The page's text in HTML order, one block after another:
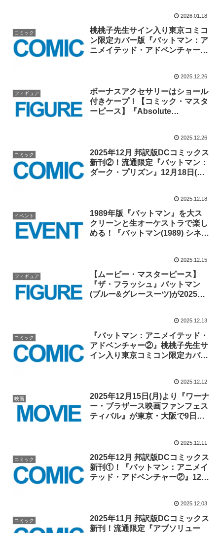
2026.01.18
コミック
桃桃子先生サイン入り東京コミコ
ン限定カバー版『バットマン：ア
ニメイテッド・アドベンチャー
2025.12.26
フィギュア
ボーナスアクセサリーはショール
付きケープ！【コミック・マスタ
ーピース】『Absolute
2025.12.26
コミック
2025年12月 邦訳版DCコミックス
新刊②！流通限定『バットマン：
ダーク・プリズン』12月18日(木)
2025.12.18
イベント
1989年版『バットマン』を大ス
クリーンと生オーケストラで楽し
める！『バットマン(1989) シネ
2025.12.15
フィギュア
【ムービー・マスターピース】
『ザ・フラッシュ』バットマン
(ブルー&グレースーツ)が2025年
2025.12.13
コミック
『バットマン：アニメイテッド・
アドベンチャー②』桃桃子先生サ
イン入り東京コミコン限定カバー
2025.12.12
映画
2025年12月15日(月)より『ワーナ
ー・ブラザース映画ファンフェス
ティバル』が東京・大阪で9日間
2025.12.11
コミック
2025年12月 邦訳版DCコミックス
新刊①！『バットマン：アニメイ
テッド・アドベンチャー②』12月
2025.12.03
コミック
2025年11月 邦訳版DCコミックス
新刊！流通限定『アブソリュー